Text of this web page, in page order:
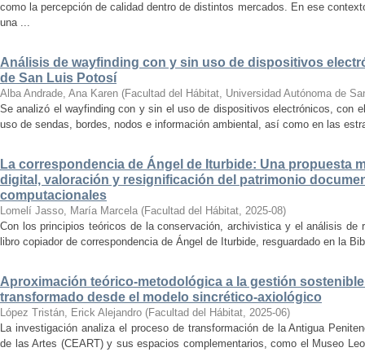
como la percepción de calidad dentro de distintos mercados. En ese
una ...
Análisis de wayfinding con y sin uso de dispositivos
de San Luis Potosí
Alba Andrade, Ana Karen (Facultad del Hábitat, Universidad Autónoma de
Se analizó el wayfinding con y sin el uso de dispositivos electrónicos, con
uso de sendas, bordes, nodos e información ambiental, así como en las
La correspondencia de Ángel de Iturbide: Una propuesta
digital, valoración y resignificación del patrimonio
computacionales
Lomelí Jasso, María Marcela (Facultad del Hábitat, 2025-08)
Con los principios teóricos de la conservación, archivistica y el análisis de
libro copiador de correspondencia de Ángel de Iturbide, resguardado en la
Aproximación teórico-metodológica a la gestión
transformado desde el modelo sincrético-axiológico
López Tristán, Erick Alejandro (Facultad del Hábitat, 2025-06)
La investigación analiza el proceso de transformación de la Antigua
de las Artes (CEART) y sus espacios complementarios, como el Museo